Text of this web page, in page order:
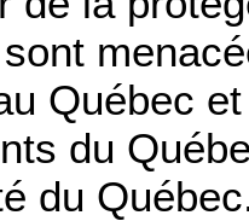
Québec
du
du